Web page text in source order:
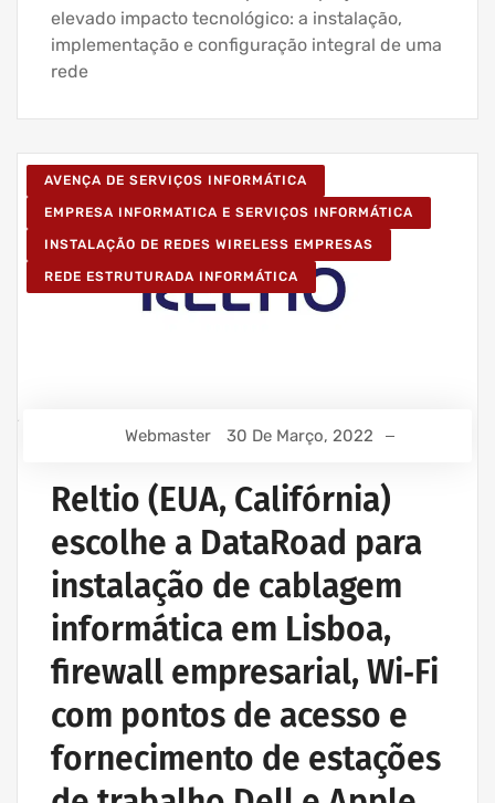
elevado impacto tecnológico: a instalação,
implementação e configuração integral de uma
rede
AVENÇA DE SERVIÇOS INFORMÁTICA
EMPRESA INFORMATICA E SERVIÇOS INFORMÁTICA
INSTALAÇÃO DE REDES WIRELESS EMPRESAS
REDE ESTRUTURADA INFORMÁTICA
Webmaster 30 De Março, 2022
Reltio (EUA, Califórnia)
escolhe a DataRoad para
instalação de cablagem
informática em Lisboa,
firewall empresarial, Wi‑Fi
com pontos de acesso e
fornecimento de estações